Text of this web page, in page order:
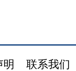
明 联系我们